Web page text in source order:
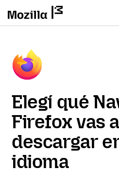
Elegí qué
Firefox vas a
descargar
idioma